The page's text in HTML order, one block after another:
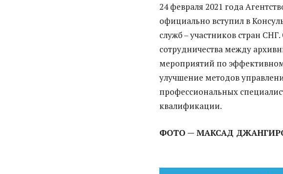
24 февраля 2021 года
официально вступил в
служб – участников стран
сотрудничества между
мероприятий по
улучшение методов
профессиональных
квалификации.
ФОТО — МАКСАД